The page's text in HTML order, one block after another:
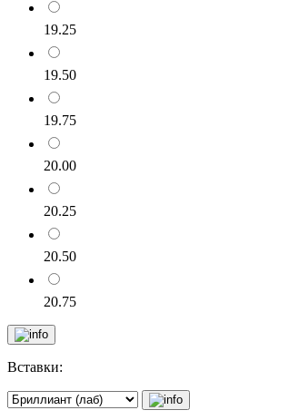
19.25
19.50
19.75
20.00
20.25
20.50
20.75
Вставки: